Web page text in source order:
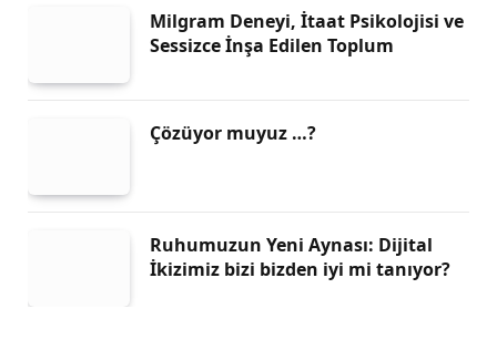
Milgram Deneyi, İtaat Psikolojisi ve
Sessizce İnşa Edilen Toplum
Çözüyor muyuz …?
Ruhumuzun Yeni Aynası: Dijital
İkizimiz bizi bizden iyi mi tanıyor?